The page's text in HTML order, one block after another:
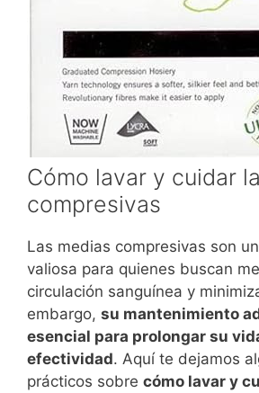
Cómo lavar y cuidar
compresivas
Las medias compresivas son
valiosa para quienes buscan
circulación sanguínea y
embargo, su mantenimiento
esencial para prolongar su
efectividad. Aquí te dejamos
prácticos sobre cómo lavar y